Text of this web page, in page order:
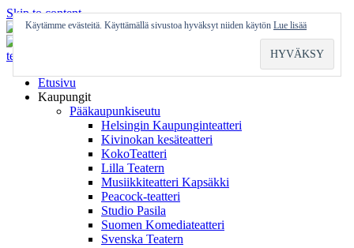
Skip to content
Etusivu
Kaupungit
Pääkaupunkiseutu
Helsingin Kaupunginteatteri
Kivinokan kesäteatteri
KokoTeatteri
Lilla Teatern
Musiikkiteatteri Kapsäkki
Peacock-teatteri
Studio Pasila
Suomen Komediateatteri
Svenska Teatern
Käytämme evästeitä. Käyttämällä sivustoa hyväksyt niiden käytön Lue lisää